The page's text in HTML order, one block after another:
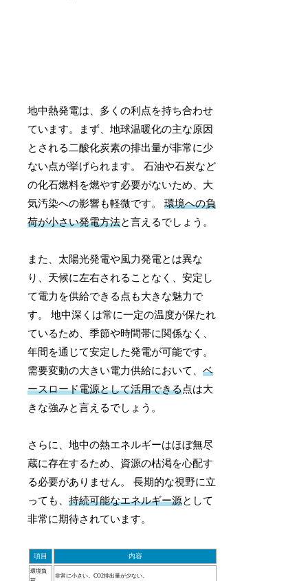
地中熱発電は、多くの利点を持ち合わせ
ています。まず、地球温暖化の主な原因
とされる二酸化炭素の排出量が非常に少
ない点が挙げられます。 石油や石炭など
の化石燃料を燃やす必要がないため、大
気汚染への影響も軽微です。環境への負
荷が小さい発電方法と言えるでしょう。
また、太陽光発電や風力発電とは異な
り、天候に左右されることなく、安定し
て電力を供給できる点も大きな魅力で
す。 地中深くは常に一定の温度が保たれ
ているため、季節や時間帯に関係なく、
年間を通じて安定した発電が可能です。
需要変動の大きい電力供給において、ベ
ースロード電源として活用できる点は大
きな強みと言えるでしょう。
さらに、地中の熱エネルギーはほぼ無尽
蔵に存在するため、資源の枯渇を心配す
る必要がありません。 長期的な視野に立
っても、持続可能なエネルギー源として
非常に期待されています。
項目 内容
環境負
非常に小さい。CO2排出量が少ない。